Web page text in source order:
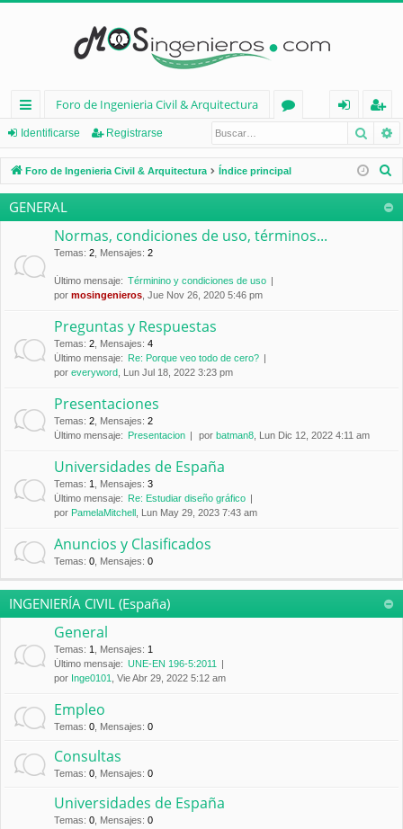
nl
ac
es
rá
d
Foro de Ingenieria Civil & Arquitectura
os
nt
ifi
eg
ist
ra
Identificarse Registrarse
Foro de Ingenieria Civil & Arquitectura Índice principal
GENERAL
Normas, condiciones de uso, términos...
Temas: 2 Mensajes: 2
Último mensaje: Términino y condiciones de uso
por mosingenieros , Jue Nov 26, 2020 5:46 pm
Preguntas y Respuestas
Temas: 2 Mensajes: 4
Último mensaje: Re: Porque veo todo de cero?
por everyword , Lun Jul 18, 2022 3:23 pm
Presentaciones
Temas: 2 Mensajes: 2
Último mensaje: Presentacion por batman8 , Lun Dic 12, 2022 4:11 am
Universidades de España
Temas: 1 Mensajes: 3
Último mensaje: Re: Estudiar diseño gráfico
por PamelaMitchell , Lun May 29, 2023 7:43 am
Anuncios y Clasificados
Temas: 0 Mensajes: 0
INGENIERÍA CIVIL (España)
General
Temas: 1 Mensajes: 1
Último mensaje: UNE-EN 196-5:2011
por Inge0101 , Vie Abr 29, 2022 5:12 am
Empleo
Temas: 0 Mensajes: 0
Consultas
Temas: 0 Mensajes: 0
Universidades de España
Temas: 0 Mensajes: 0